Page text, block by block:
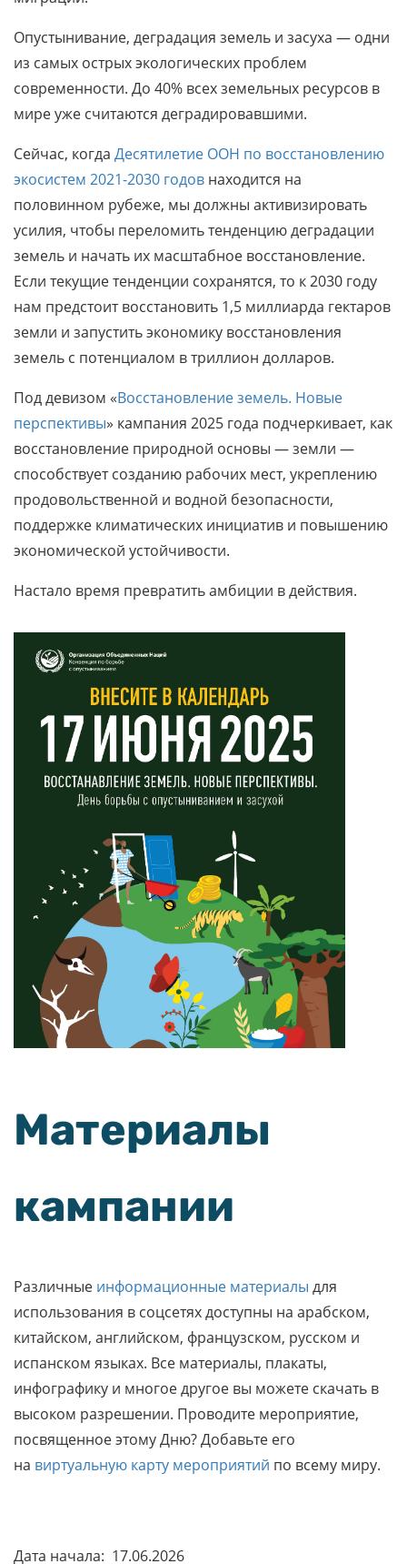
Опустынивание, деградация земель и засуха — одни
из самых острых экологических проблем
современности. До 40% всех земельных ресурсов в
мире уже считаются деградировавшими.
Сейчас, когда Десятилетие ООН по восстановлению
экосистем 2021-2030 годов находится на
половинном рубеже, мы должны активизировать
усилия, чтобы переломить тенденцию деградации
земель и начать их масштабное восстановление.
Если текущие тенденции сохранятся, то к 2030 году
нам предстоит восстановить 1,5 миллиарда гектаров
земли и запустить экономику восстановления
земель с потенциалом в триллион долларов.
Под девизом «Восстановление земель. Новые
перспективы» кампания 2025 года подчеркивает, как
восстановление природной основы — земли —
способствует созданию рабочих мест, укреплению
продовольственной и водной безопасности,
поддержке климатических инициатив и повышению
экономической устойчивости.
Настало время превратить амбиции в действия.
Материалы
кампании
Различные информационные материалы для
использования в соцсетях доступны на арабском,
китайском, английском, французском, русском и
испанском языках. Все материалы, плакаты,
инфографику и многое другое вы можете скачать в
высоком разрешении. Проводите мероприятие,
посвященное этому Дню? Добавьте его
на виртуальную карту мероприятий по всему миру.
Дата начала: 17.06.2026